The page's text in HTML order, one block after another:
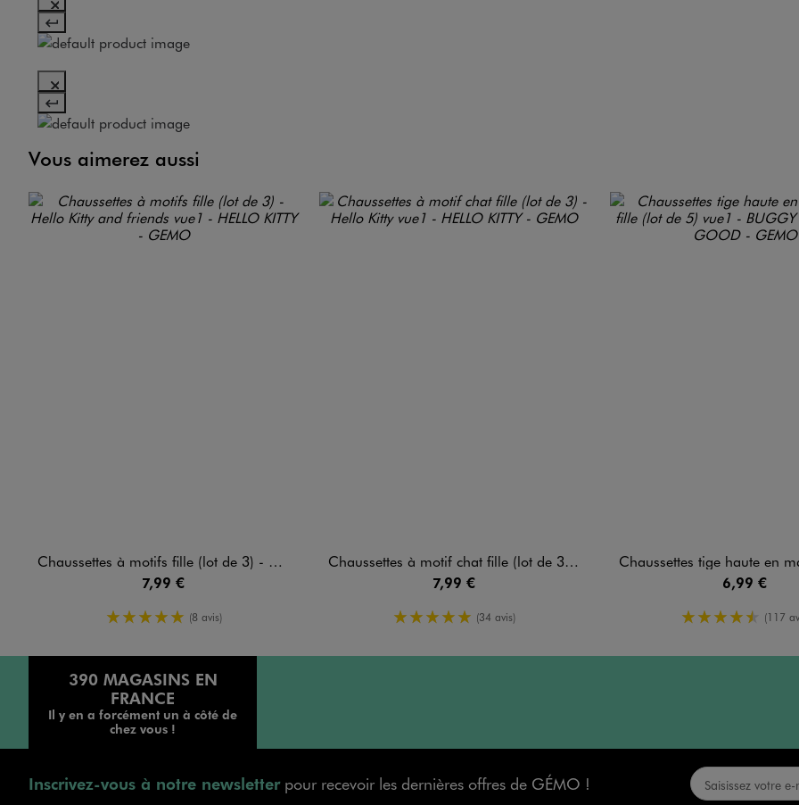
Vous aimerez aussi
Chaussettes à motifs fille (lot de 3) - Hello Kitty and friends
7,99 €
5/5 de moyenne
(8 avis)
Chaussettes à motif chat fille (lot de 3) - Hello Kitty
7,99 €
5/5 de moyenne
(34 avis)
Chaussettes tige haute en maille fine
6,99 €
4.5/5 de(117
390 MAGASINS EN
FRANCE
Il y en a forcément un à côté de
chez vous !
Inscrivez-vous à notre newsletterpour recevoir les dernières offres de GÉMO !